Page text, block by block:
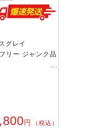
グレイ
リー ジャンク品
円 （税込）